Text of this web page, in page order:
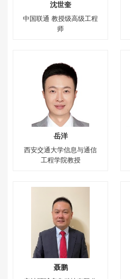
沈世奎
中国联通 教授级高级工程
师
岳洋
西安交通大学信息与通信
工程学院教授
聂鹏